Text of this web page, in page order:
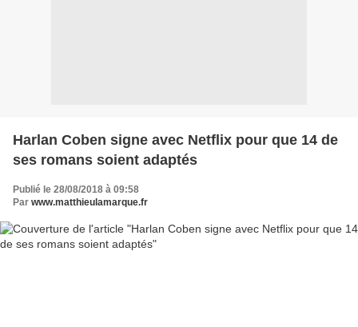
Harlan Coben signe avec Netflix pour que 14 de
ses romans soient adaptés
Publié le 28/08/2018 à 09:58
Par www.matthieulamarque.fr